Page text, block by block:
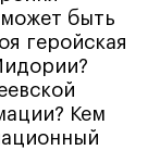
быть
геройская
Кем